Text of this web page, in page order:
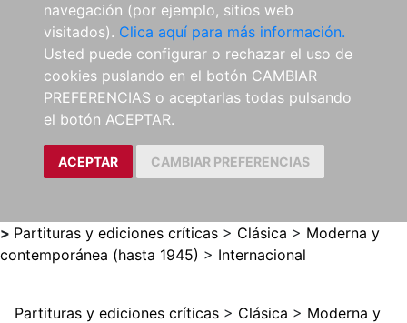
navegación (por ejemplo, sitios web
visitados). Clica aquí para más información.
Usted puede configurar o rechazar el uso de
cookies puslando en el botón CAMBIAR
PREFERENCIAS o aceptarlas todas pulsando
el botón ACEPTAR.
ACEPTAR CAMBIAR PREFERENCIAS
> Partituras y ediciones críticas > Clásica > Moderna y
contemporánea (hasta 1945) > Internacional
Partituras y ediciones críticas > Clásica > Moderna y